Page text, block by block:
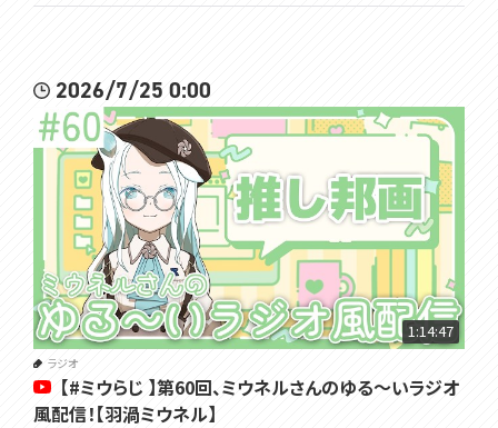
2026/7/25 0:00
1:14:47
ラジオ
【#ミウらじ 】第60回、ミウネルさんのゆる～いラジオ
風配信！【羽渦ミウネル】